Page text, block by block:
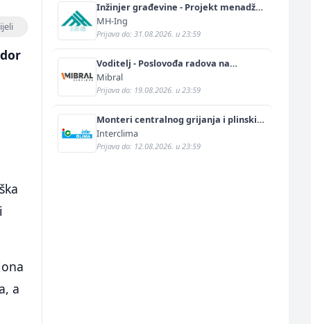
a
Inžinjer građevine - Projekt menadžer
(m/ž)
MH-Ing
Prijava do: 31.08.2026. u 23:59
Voditelj - Poslovođa radova na
gradilištu (m/ž)
Mibral
Prijava do: 19.08.2026. u 23:59
Monteri centralnog grijanja i plinskih
instalacija (m)
Interclima
Prijava do: 12.08.2026. u 23:59